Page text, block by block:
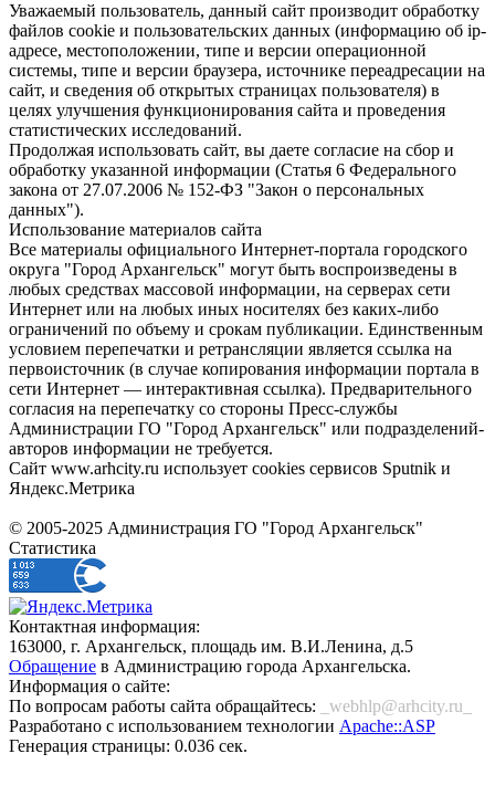
Уважаемый пользователь, данный сайт производит обработку
файлов cookie и пользовательских данных (информацию об ip-
адресе, местоположении, типе и версии операционной
системы, типе и версии браузера, источнике переадресации на
сайт, и сведения об открытых страницах пользователя) в
целях улучшения функционирования сайта и проведения
статистических исследований.
Продолжая использовать сайт, вы даете согласие на сбор и
обработку указанной информации (Статья 6 Федерального
закона от 27.07.2006 № 152-ФЗ "Закон о персональных
данных").
Использование материалов сайта
Все материалы официального Интернет-портала городского
округа "Город Архангельск" могут быть воспроизведены в
любых средствах массовой информации, на серверах сети
Интернет или на любых иных носителях без каких-либо
ограничений по объему и срокам публикации. Единственным
условием перепечатки и ретрансляции является ссылка на
первоисточник (в случае копирования информации портала в
сети Интернет — интерактивная ссылка). Предварительного
согласия на перепечатку со стороны Пресс-службы
Администрации ГО "Город Архангельск" или подразделений-
авторов информации не требуется.
Сайт www.arhcity.ru использует cookies сервисов Sputnik и
Яндекс.Метрика
© 2005-2025 Администрация ГО "Город Архангельск"
Статистика
Контактная информация:
163000, г. Архангельск, площадь им. В.И.Ленина, д.5
Обращение в Администрацию города Архангельска.
Информация о сайте:
По вопросам работы сайта обращайтесь:
_webhlp@arhcity.ru_
Разработано с использованием технологии Apache::ASP
Генерация страницы: 0.036 сек.